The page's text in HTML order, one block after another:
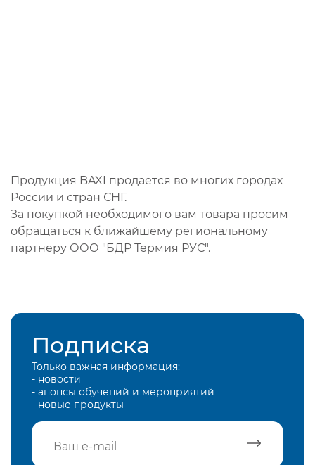
Продукция BAXI продается во многих городах
России и стран СНГ.
За покупкой необходимого вам товара просим
обращаться к ближайшему региональному
партнеру ООО "БДР Термия РУС".
Подписка
Только важная информация:
- новости
- анонсы обучений и мероприятий
- новые продукты